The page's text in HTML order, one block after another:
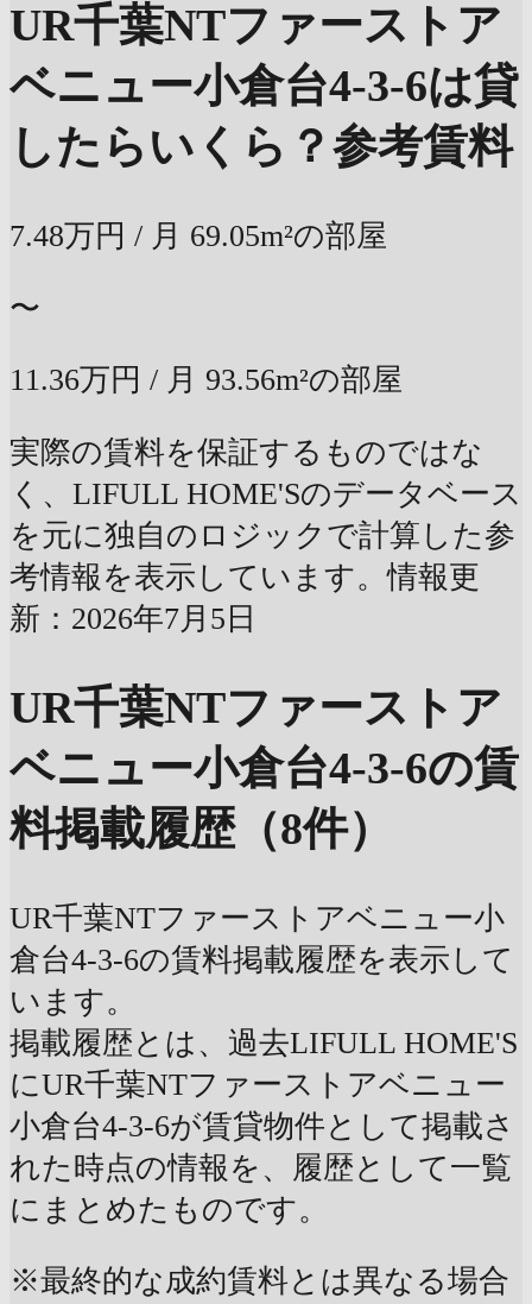
UR千葉NTファーストア
ベニュー小倉台4-3-6は貸
したらいくら？参考賃料
7.48万円 / 月 69.05m²の部屋
〜
11.36万円 / 月 93.56m²の部屋
実際の賃料を保証するものではな
く、LIFULL HOME'Sのデータベース
を元に独自のロジックで計算した参
考情報を表示しています。情報更
新：2026年7月5日
UR千葉NTファーストア
ベニュー小倉台4-3-6の賃
料掲載履歴（8件）
UR千葉NTファーストアベニュー小
倉台4-3-6の賃料掲載履歴を表示して
います。
掲載履歴とは、過去LIFULL HOME'S
にUR千葉NTファーストアベニュー
小倉台4-3-6が賃貸物件として掲載さ
れた時点の情報を、履歴として一覧
にまとめたものです。
※最終的な成約賃料とは異なる場合